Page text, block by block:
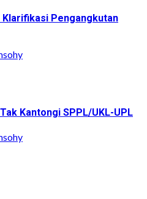
Klarifikasi Pengangkutan
Kantongi SPPL/UKL-UPL